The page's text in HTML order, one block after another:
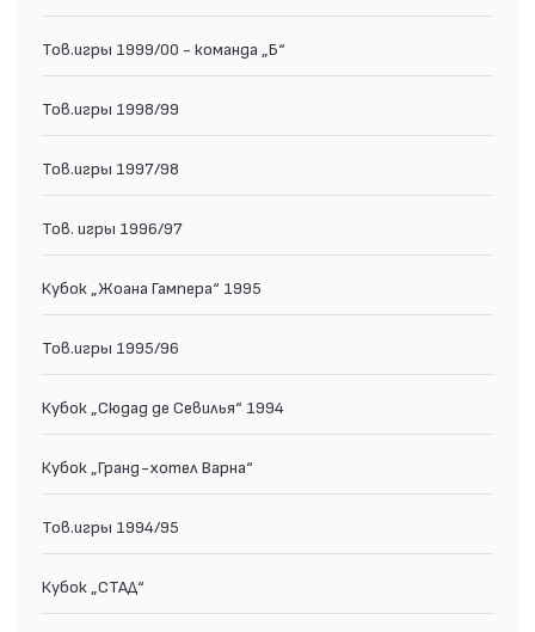
Тов.игры 1999/00 - команда „Б“
Тов.игры 1998/99
Тов.игры 1997/98
Тов. игры 1996/97
Кубок „Жоана Гампера“ 1995
Тов.игры 1995/96
Кубок „Сюдад де Севилья“ 1994
Кубок „Гранд-хотел Варна“
Тов.игры 1994/95
Кубок „СТАД“